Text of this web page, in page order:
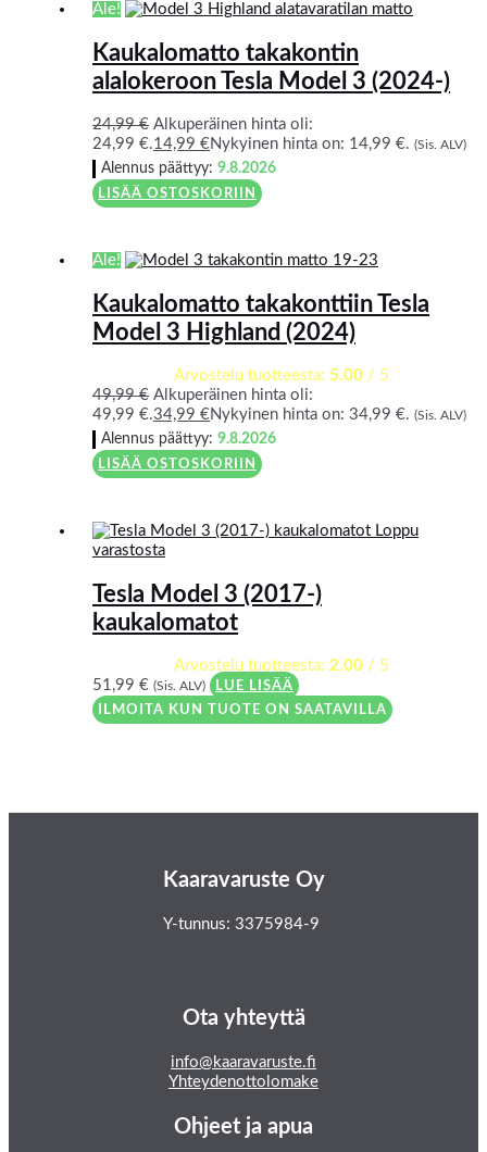
Ale!
Kaukalomatto takakontin
alalokeroon Tesla Model 3 (2024-)
24,99€ Alkuperäinen hinta oli:
24,99 €.14,99€Nykyinen hinta on: 14,99 €. (Sis. ALV)
Alennus päättyy:9.8.2026
LISÄÄ OSTOSKORIIN
Ale!
Kaukalomatto takakonttiin Tesla
Model 3 Highland (2024)
Arvostelu tuotteesta: 5.00/ 5
49,99€ Alkuperäinen hinta oli:
49,99 €.34,99€Nykyinen hinta on: 34,99 €. (Sis. ALV)
Alennus päättyy:9.8.2026
LISÄÄ OSTOSKORIIN
Loppu
varastosta
Tesla Model 3 (2017-)
kaukalomatot
Arvostelu tuotteesta: 2.00/ 5
51,99€ (Sis. ALV)
LUE LISÄÄ
ILMOITA KUN TUOTE ON SAATAVILLA
Kaaravaruste Oy
Y-tunnus: 3375984-9
Ota yhteyttä
info@kaaravaruste.fi
Yhteydenottolomake
Ohjeet ja apua